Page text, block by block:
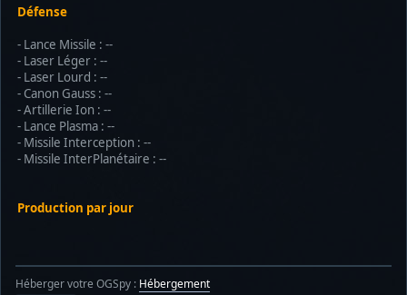
Défense
- Lance Missile : --
- Laser Léger : --
- Laser Lourd : --
- Canon Gauss : --
- Artillerie Ion : --
- Lance Plasma : --
- Missile Interception : --
- Missile InterPlanétaire : --
Production par jour
Héberger votre OGSpy : Hébergement